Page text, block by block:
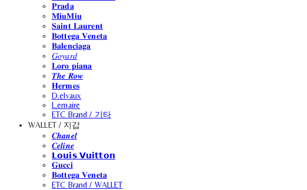
𝐏𝐫𝐚𝐝𝐚
𝐌𝐢𝐮𝐌𝐢𝐮
𝐒𝐚𝐢𝐧𝐭 𝐋𝐚𝐮𝐫𝐞𝐧𝐭
𝐁𝐨𝐭𝐭𝐞𝐠𝐚 𝐕𝐞𝐧𝐞𝐭𝐚
𝐁𝐚𝐥𝐞𝐧𝐜𝐢𝐚𝐠𝐚
𝐺𝑜𝑦𝑎𝑟𝑑
𝐋𝐨𝐫𝐨 𝐩𝐢𝐚𝐧𝐚
𝑻𝒉𝒆 𝑹𝒐𝒘
𝐇𝐞𝐫𝐦𝐞𝐬
D.elvaux
L.emaire
ETC Brand / 기타
WALLET / 지갑
𝑪𝒉𝒂𝒏𝒆𝒍
𝑪𝒆𝒍𝒊𝒏𝒆
𝗟𝗼𝘂𝗶𝘀 𝗩𝘂𝗶𝘁𝘁𝗼𝗻
𝐆𝐮𝐜𝐜𝐢
𝐁𝐨𝐭𝐭𝐞𝐠𝐚 𝐕𝐞𝐧𝐞𝐭𝐚
ETC Brand / WALLET